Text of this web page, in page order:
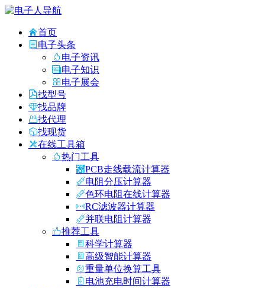
首页
电子头条
电子资讯
电子知识
电子展会
找型号
找品牌
找代理
找现货
在线工具箱
热门工具
PCB走线载流计算器
电阻分压计算器
色环电阻在线计算器
RC滤波器计算器
并联电阻计算器
推荐工具
科学计算器
高级智能计算器
重量单位换算工具
电池充电时间计算器